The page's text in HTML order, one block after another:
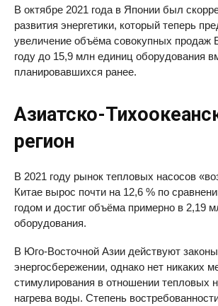
В октябре 2021 года в Японии был
развития энергетики, который теперь
увеличение объёма совокупных продаж
году до 15,9 млн единиц оборудования
планировавшихся ранее.
Азиатско-
регион
В 2021 году рынок тепловых насосов
Китае вырос почти на 12,6 % по
годом и достиг объёма примерно в 2,19
оборудования.
В Юго-Восточной Азии действуют
энергосбережении, однако нет никаких
стимулирования в отношении тепловых
нагрева воды. Степень